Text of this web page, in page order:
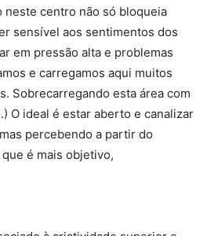
neste centro não só bloqueia
sensível aos sentimentos dos
em pressão alta e problemas
e carregamos aqui muitos
Sobrecarregando esta área com
O ideal é estar aberto e canalizar
percebendo a partir do
é mais objetivo,